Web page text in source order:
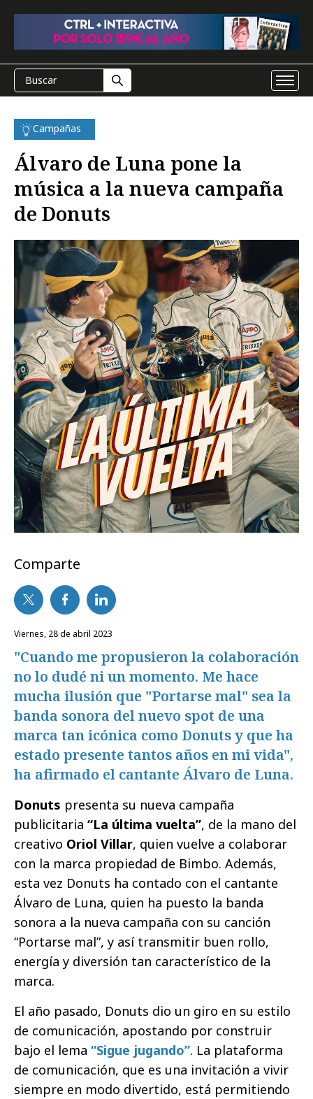
Campañas
Álvaro de Luna pone la
música a la nueva campaña
de Donuts
Comparte
viernes, 28 de abril 2023
"Cuando me propusieron la colaboración
no lo dudé ni un momento. Me hace
mucha ilusión que "Portarse mal" sea la
banda sonora del nuevo spot de una
marca tan icónica como Donuts y que ha
estado presente tantos años en mi vida",
ha afirmado el cantante Álvaro de Luna.
Donuts presenta su nueva campaña
publicitaria “La última vuelta”, de la mano del
creativo Oriol Villar, quien vuelve a colaborar
con la marca propiedad de Bimbo. Además,
esta vez Donuts ha contado con el cantante
Álvaro de Luna, quien ha puesto la banda
sonora a la nueva campaña con su canción
“Portarse mal”, y así transmitir buen rollo,
energía y diversión tan característico de la
marca.
El año pasado, Donuts dio un giro en su estilo
de comunicación, apostando por construir
bajo el lema “Sigue jugando”. La plataforma
de comunicación, que es una invitación a vivir
siempre en modo divertido, está permitiendo